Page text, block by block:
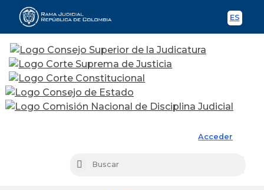
ES
Acceder
Buscar